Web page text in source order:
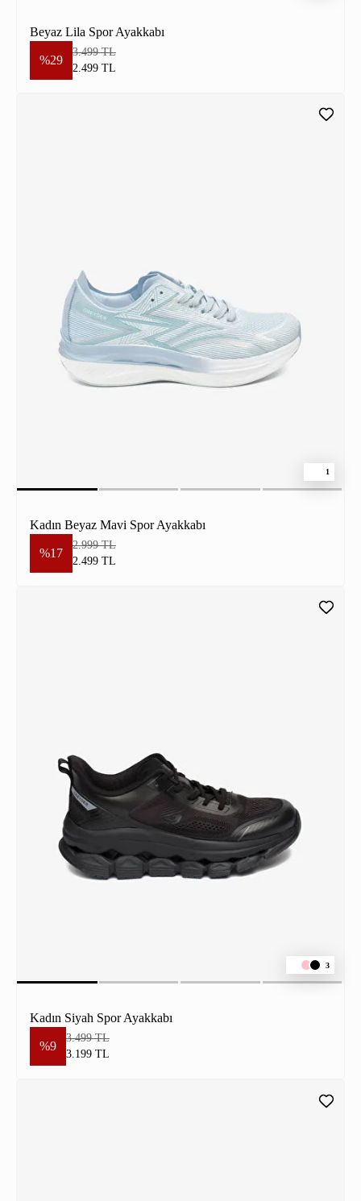
Beyaz Lila Spor Ayakkabı
%29
3.499 TL
2.499 TL
1
Kadın Beyaz Mavi Spor Ayakkabı
%17
2.999 TL
2.499 TL
3
Kadın Siyah Spor Ayakkabı
%9
3.499 TL
3.199 TL